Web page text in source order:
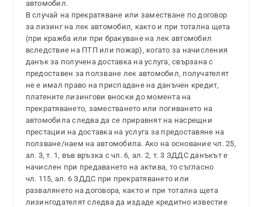
автомобил.
В случай на прекратяване или заместване по договор
за лизинг на лек автомобил, както и при тотална щета
(при кражба или при бракуване на лек автомобил
вследствие на ПТП или пожар), когато за начисления
данък за получена доставка на услуга, свързана с
предоставен за ползване лек автомобил, получателят
не е имал право на приспадане на данъчен кредит,
платените лизингови вноски до момента на
прекратяването, заместването или погиването на
автомобила следва да се приравнят на насрещни
престации на доставка на услуга за предоставяне на
ползване/наем на автомобила. Ако на основание чл. 25,
ал. 3, т. 1, във връзка с чл. 6, ал. 2, т. 3 ЗДДС данъкът е
начислен при предаването на актива, то съгласно
чл. 115, ал. 6 ЗДДС при прекратяването или
развалянето на договора, както и при тотална щета
лизингодателят следва да издаде кредитно известие